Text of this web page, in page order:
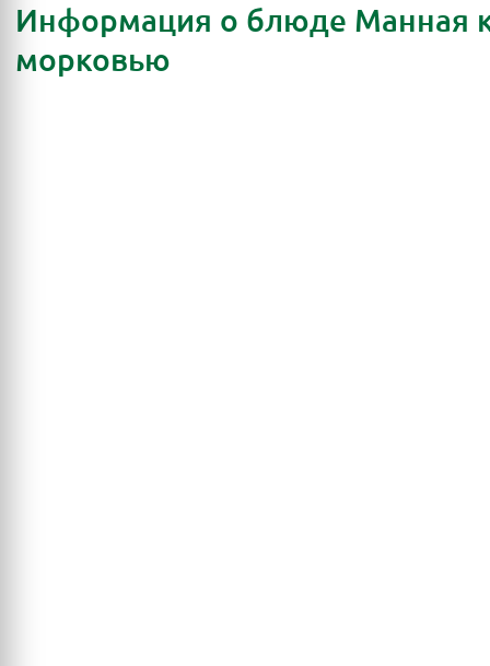
Информация о блюде Манная
морковью